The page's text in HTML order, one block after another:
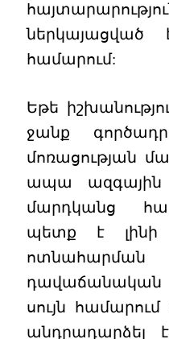
ներկայացված
համարում:
Եթե
ջանք
մոռացության
ապա
մարդկանց
պետք է լինի
դավաճանական
սույն
անդրադարձել